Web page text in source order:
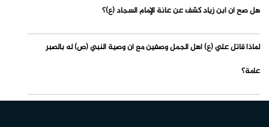
هل صح أن ابن زياد كشف عن عانة الإمام السجاد (ع)؟
لماذا قاتل علي (ع) أهل الجمل وصفين مع أن وصية النبي (ص) له بالصبر
عامة؟